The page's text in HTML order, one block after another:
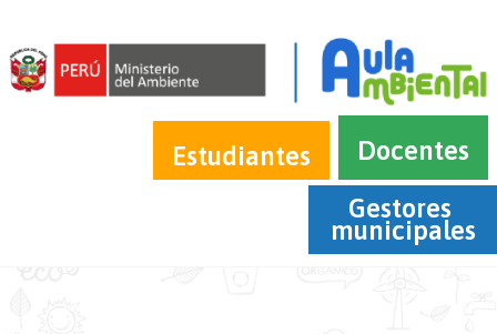
Estudiantes
Docentes
Gestores
municipales